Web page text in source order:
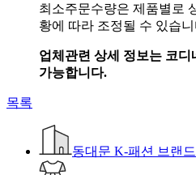
최소주문수량은 제품별로
황에 따라 조정될 수 있습니
업체관련 상세 정보는 코
가능합니다.
목록
동대문 K-패션 브랜드